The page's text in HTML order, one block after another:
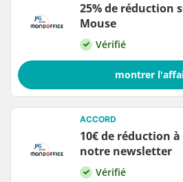
25% de réduction
Mouse
Vérifié
montrer
ACCORD
10€ de réduction
notre newsletter
Vérifié